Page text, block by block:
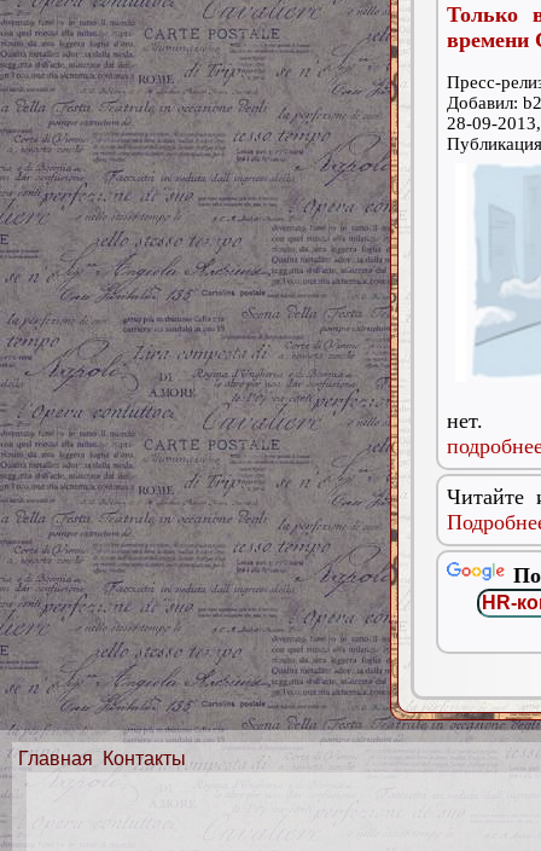
Только
времени
Пресс-
Добавил:
28-09-
нет.
Читайте
Главная Контакты